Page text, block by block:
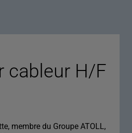
cableur H/F
membre du Groupe ATOLL,